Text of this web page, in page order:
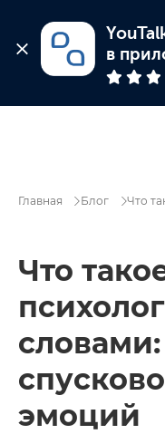
в
Главная Блог
Что
словами:
эмоций